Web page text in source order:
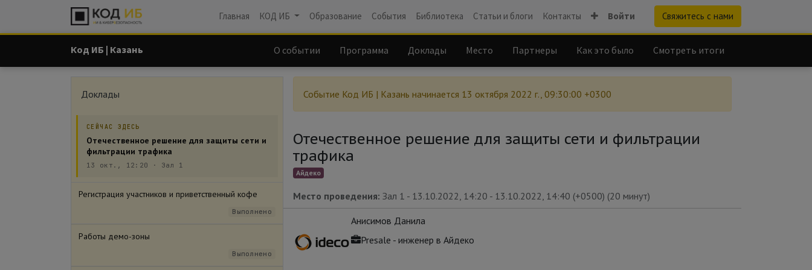
Главная КОД ИБ Образование События Библиотека Статьи и блоги Контакты Войти Свяжитесь с нами
Код ИБ | Казань О событии Программа Доклады Место Партнеры Как это было Смотреть итоги
Доклады
СЕЙЧАС ЗДЕСЬ
Отечественное решение для защиты сети и
фильтрации трафика
13 окт., 12:20 · Зал 1
Регистрация участников и приветственный кофе
Выполнено
Работы демо-зоны
Выполнено
Событие Код ИБ | Казань начинается 13 октября 2022 г., 09:30:00 +0300
Отечественное решение для защиты сети и фильтрации
трафика
Айдеко
Место проведения: Зал 1 - 13.10.2022, 14:20 - 13.10.2022, 14:40 (+0500) (20 минут)
Анисимов Данила
Presale - инженер в Айдеко